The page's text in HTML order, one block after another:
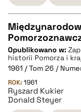
pobierz cytat
CZYSTY TEKST
pobierz cytat
BIBTEX
Opublikowano w:
historii Pomorza i
1961 / Tom 26 /
ROK: 1961
Ryszard Kukier
Donald Steyer